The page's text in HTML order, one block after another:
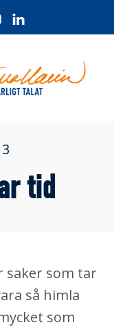
tid
saker som tar
så himla
som